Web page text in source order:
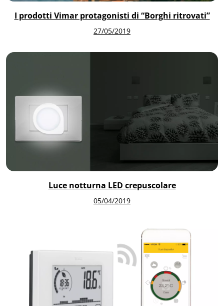
I prodotti Vimar protagonisti di “Borghi ritrovati”
27/05/2019
Luce notturna LED crepuscolare
05/04/2019